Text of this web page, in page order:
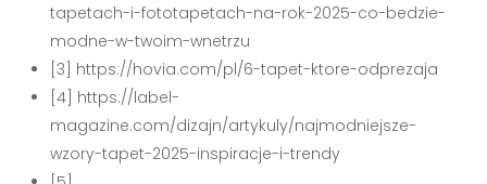
tapetach-i-fototapetach-na-rok-2025-co-bedzie-
modne-w-twoim-wnetrzu
[3] https://hovia.com/pl/6-tapet-ktore-odprezaja
[4] https://label-
magazine.com/dizajn/artykuly/najmodniejsze-
wzory-tapet-2025-inspiracje-i-trendy